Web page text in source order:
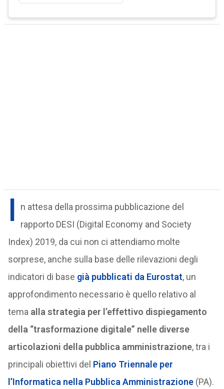
I
n attesa della prossima pubblicazione del
rapporto DESI (Digital Economy and Society
Index) 2019, da cui non ci attendiamo molte
sorprese, anche sulla base delle rilevazioni degli
indicatori di base già pubblicati da Eurostat, un
approfondimento necessario è quello relativo al
tema alla strategia per l’effettivo dispiegamento
della “trasformazione digitale” nelle diverse
articolazioni della pubblica amministrazione, tra i
principali obiettivi del Piano Triennale per
l’Informatica nella Pubblica Amministrazione (PA).